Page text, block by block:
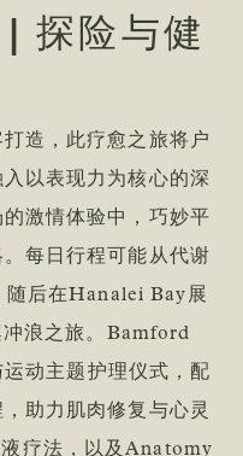
探险与健
造，此疗愈之旅将户
以表现力为核心的深
激情体验中，巧妙平
每日行程可能从代谢
随后在Hanalei Bay展
浪之旅。Bamford
动主题护理仪式，配
助力肌肉修复与心灵
疗法，以及Anatomy